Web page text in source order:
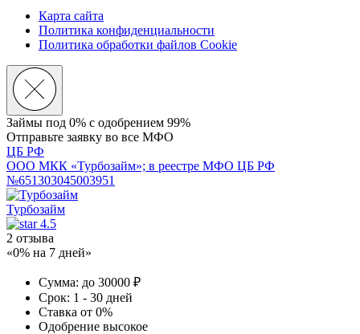
Карта сайта
Политика конфиденциальности
Политика обработки файлов Cookie
Займы под 0% с одобрением 99%
Отправьте заявку во все МФО
ЦБ РФ
ООО МКК «Турбозайм»; в реестре МФО ЦБ РФ
№651303045003951
Турбозайм
4.5
2 отзыва
«0% на 7 дней»
Сумма: до 30000 ₽
Срок: 1 - 30 дней
Ставка от 0%
Одобрение высокое